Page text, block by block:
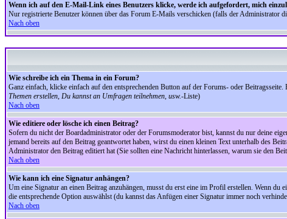
Wenn ich auf den E-Mail-Link eines Benutzers klicke, werde ich aufgefordert, mich
Nur registrierte Benutzer können über das Forum E-Mails verschicken (falls der Administrator
Nach oben
Wie schreibe ich ein Thema in ein Forum?
Ganz einfach, klicke einfach auf den entsprechenden Button auf der Forums- oder
Themen erstellen, Du kannst an Umfragen teilnehmen, usw.-Liste)
Nach oben
Wie editiere oder lösche ich einen Beitrag?
Sofern du nicht der Boardadministrator oder der Forumsmoderator bist, kannst du nur deine
jemand bereits auf den Beitrag geantwortet haben, wirst du einen kleinen Text unterhalb des
Administrator den Beitrag editiert hat (Sie sollten eine Nachricht hinterlassen, warum sie den
Nach oben
Wie kann ich eine Signatur anhängen?
Um eine Signatur an einen Beitrag anzuhängen, musst du erst eine im Profil erstellen. Wenn du
die entsprechende Option auswählst (du kannst das Anfügen einer Signatur immer noch
Nach oben